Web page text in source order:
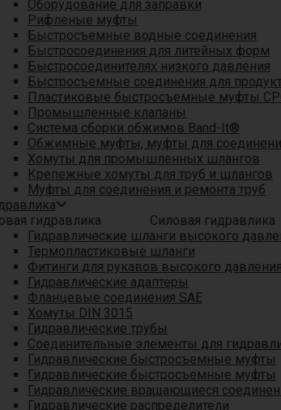
Оборудование для заправки
Рифленые муфты
Быстросъемные водные соединения
Быстросоединения для литейных форм
Быстросоединителях низкого давления
Быстросъемные соединения для
Пластиковые быстросъемные муфты
Промышленные клапаны
Система сборки обжимов Band-It®
Обжимные муфты, муфты для
Хомуты для промышленных шлангов
Крепежные хомуты для труб и шлангов
Муфты для соединения и ремонта труб
Силовая гидравлика
Гидравлические шланги высокого
Термопластиковые шланги
Фитинги для рукавов высокого давления
Гидравлические адаптеры
Фланцевые соединения SAE
Хомуты DIN 3015
Гидравлические трубы
Соединительные элементы для
Гидравлические быстросъемные муфты
Гидравлические быстросъемные муфты
Гидравлические вращающиеся
Гидравлические распределители